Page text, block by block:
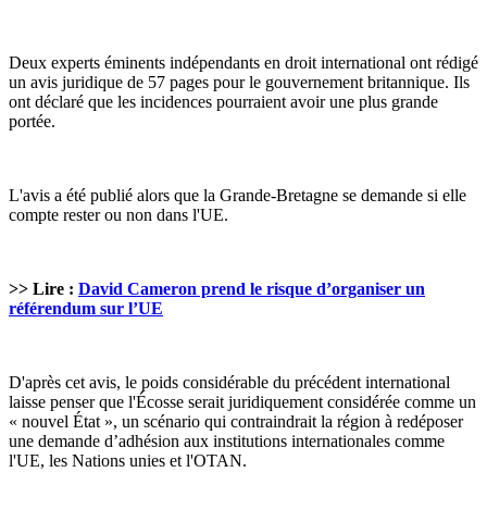
Deux experts éminents indépendants en droit international ont rédigé
un avis juridique de 57 pages pour le gouvernement britannique. Ils
ont déclaré que les incidences pourraient avoir une plus grande
portée.
L'avis a été publié alors que la Grande-Bretagne se demande si elle
compte rester ou non dans l'UE.
>> Lire : David Cameron prend le risque d’organiser un
référendum sur l’UE
D'après cet avis, le poids considérable du précédent international
laisse penser que l'Écosse serait juridiquement considérée comme un
« nouvel État », un scénario qui contraindrait la région à redéposer
une demande d’adhésion aux institutions internationales comme
l'UE, les Nations unies et l'OTAN.